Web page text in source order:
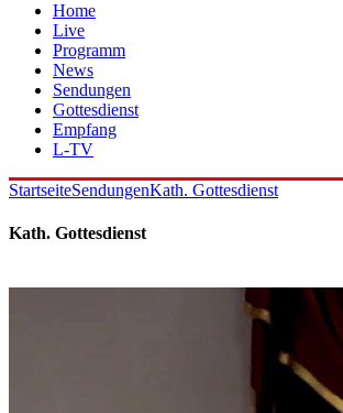
Home
Live
Programm
News
Sendungen
Gottesdienst
Empfang
L-TV
StartseiteSendungenKath. Gottesdienst
Kath. Gottesdienst